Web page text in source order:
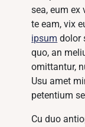
sea, eum ex
te eam, vix
ipsum dolor
quo, an
omittantur,
Usu amet
petentium
Cu duo